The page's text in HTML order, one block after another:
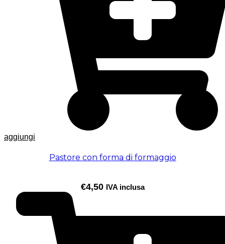
aggiungi
Pastore con forma di formaggio
€4,50 IVA inclusa